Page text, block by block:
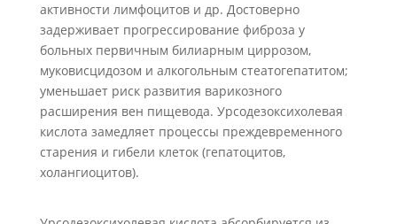
активности лимфоцитов и др. Достоверно
задерживает прогрессирование фиброза у
больных первичным билиарным циррозом,
муковисцидозом и алкогольным стеатогепатитом;
уменьшает риск развития варикозного
расширения вен пищевода. Урсодезоксихолевая
кислота замедляет процессы преждевременного
старения и гибели клеток (гепатоцитов,
холангиоцитов).